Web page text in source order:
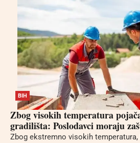
BIH
Zbog visokih temperatura
gradilišta: Poslodavci moraju
Zbog ekstremno visokih